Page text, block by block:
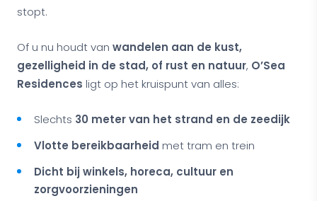
stopt.
Of u nu houdt van wandelen aan de kust,
gezelligheid in de stad, of rust en natuur, O’Sea
Residences ligt op het kruispunt van alles:
Slechts 30 meter van het strand en de zeedijk
Vlotte bereikbaarheid met tram en trein
Dicht bij winkels, horeca, cultuur en
zorgvoorzieningen